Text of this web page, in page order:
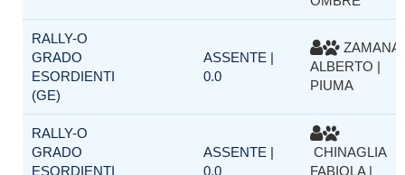
RALLY-O
GRADO
ESORDIENTI
(GE)
ASSENTE |
0.0
ZAMANA
ALBERTO |
PIUMA
RALLY-O
GRADO
ESORDIENTI
ASSENTE |
0.0
CHINAGLIA
FABIOLA |